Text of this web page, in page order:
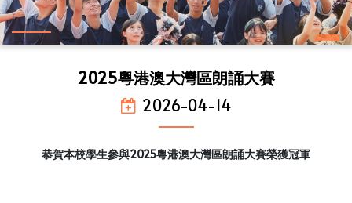
2025粵港澳大灣區朗誦大賽
2026-04-14
恭賀本校學生參與2025粵港澳大灣區朗誦大賽榮獲冠軍